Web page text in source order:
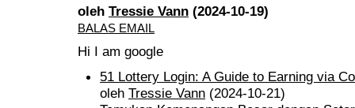
oleh Tressie Vann (2024-10-19)
BALAS EMAIL
Hi I am google
51 Lottery Login: A Guide to Earning via
oleh Tressie Vann (2024-10-21)